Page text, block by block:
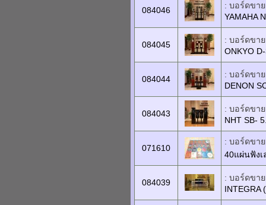
084046
: บอร์ดขาย
YAMAHA
084045
: บอร์ดขาย
ONKYO
084044
: บอร์ดขาย
DENON
084043
: บอร์ดขาย
NHT SB-
071610
: บอร์ดขา
40แผ่นฟังเ
084039
: บอร์ดขาย
INTEGRA